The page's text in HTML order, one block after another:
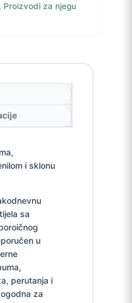
, Proizvodi za njegu
i sklonu
sa
u
perutanja i
za